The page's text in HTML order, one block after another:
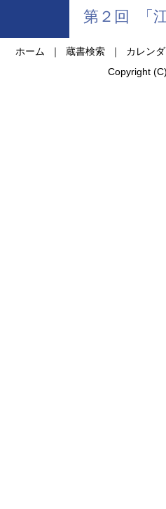
第２回 「
ホーム ｜ 蔵書検索 ｜ カレン
Copyright